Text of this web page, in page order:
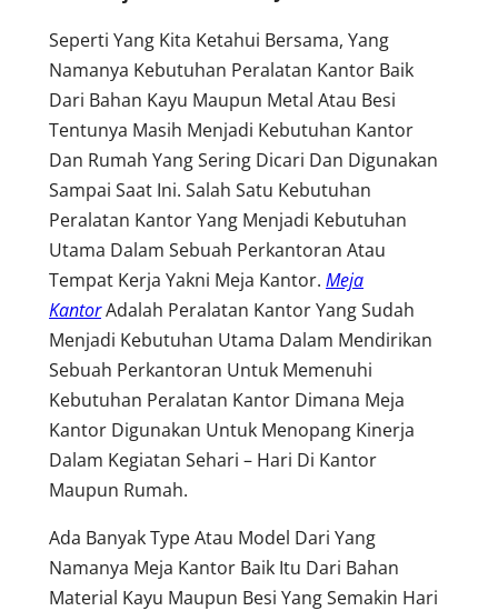
Seperti Yang Kita Ketahui Bersama, Yang
Namanya Kebutuhan Peralatan Kantor Baik
Dari Bahan Kayu Maupun Metal Atau Besi
Tentunya Masih Menjadi Kebutuhan Kantor
Dan Rumah Yang Sering Dicari Dan Digunakan
Sampai Saat Ini. Salah Satu Kebutuhan
Peralatan Kantor Yang Menjadi Kebutuhan
Utama Dalam Sebuah Perkantoran Atau
Tempat Kerja Yakni Meja Kantor. Meja
KantorAdalah Peralatan Kantor Yang Sudah
Menjadi Kebutuhan Utama Dalam Mendirikan
Sebuah Perkantoran Untuk Memenuhi
Kebutuhan Peralatan Kantor Dimana Meja
Kantor Digunakan Untuk Menopang Kinerja
Dalam Kegiatan Sehari – Hari Di Kantor
Maupun Rumah.
Ada Banyak Type Atau Model Dari Yang
Namanya Meja Kantor Baik Itu Dari Bahan
Material Kayu Maupun Besi Yang Semakin Hari